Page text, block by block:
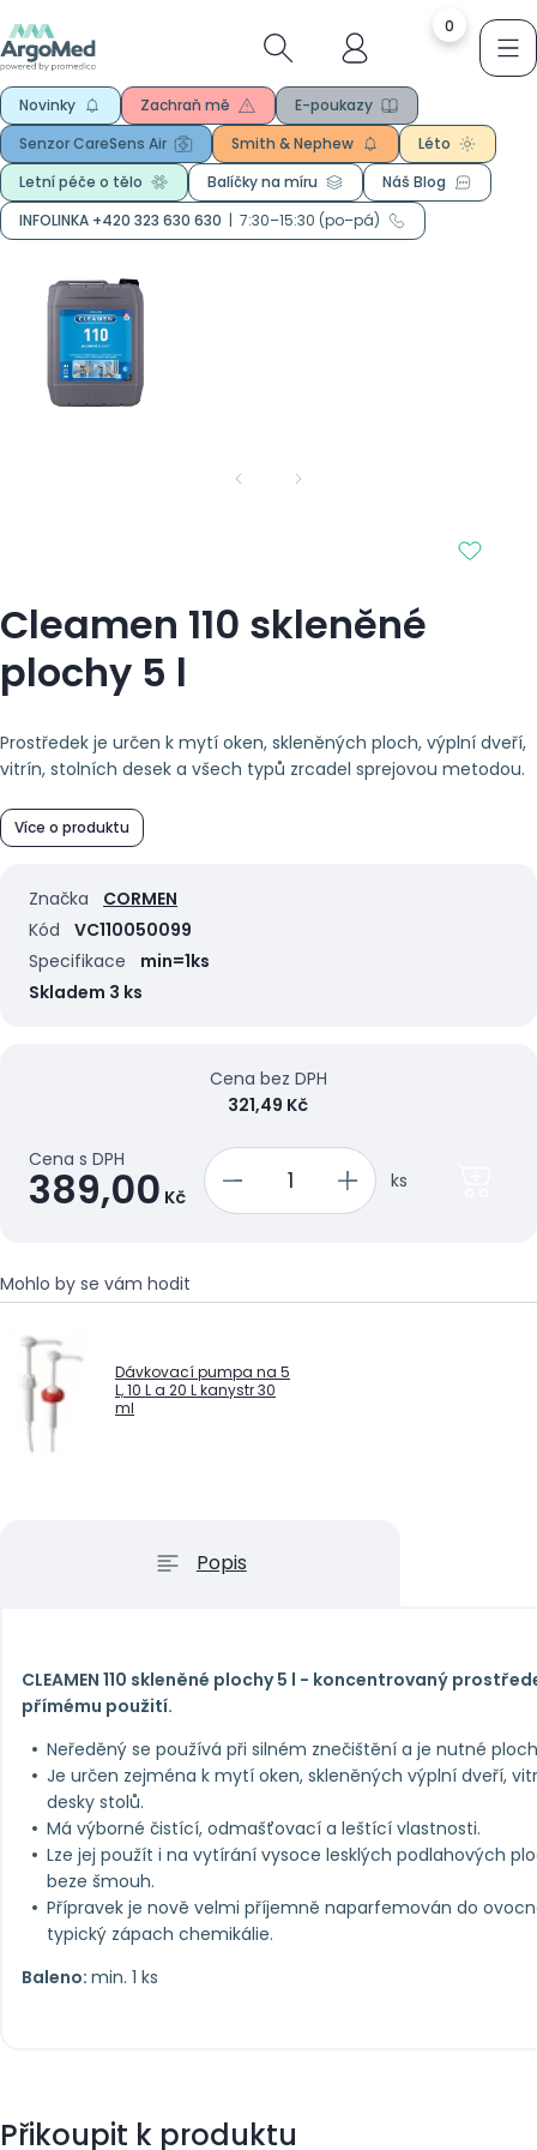
0
Novinky Zachraň mě
E-poukazy
Senzor CareSens Air
Smith & Nephew
Léto
Letní péče o tělo
Balíčky na míru
Náš Blog
INFOLINKA +420 323 630 630 | 7:30–15:30 (po–pá)
Cleamen 110 skleněné
plochy 5 l
Prostředek je určen k mytí oken, skleněných ploch, výplní dveří,
vitrín, stolních desek a všech typů zrcadel sprejovou metodou.
Více o produktu
Značka
CORMEN
Kód
VC110050099
Specifikace
min=1ks
Skladem 3 ks
Cena s DPH
389,00 Kč
Cena bez DPH
321,49 Kč
ks
Mohlo by se vám hodit
Dávkovací pumpa na 5
L, 10 L a 20 L kanystr 30
ml
Popis
CLEAMEN 110 skleněné plochy 5 l - koncentrovaný
přímému použití.
Neředěný se používá při silném znečištění a je nutné
Je určen zejména k mytí oken, skleněných výplní dveří,
desky stolů.
Má výborné čistící, odmašťovací a leštící vlastnosti.
Lze jej použít i na vytírání vysoce lesklých podlahových
beze šmouh.
Přípravek je nově velmi příjemně naparfemován do
typický zápach chemikálie.
Baleno: min. 1 ks
Přikoupit k produktu